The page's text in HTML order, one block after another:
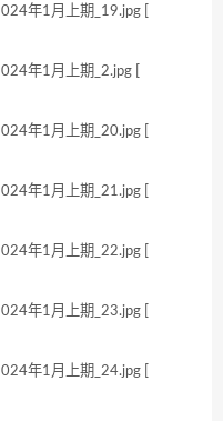
年1月上期_19.jpg [
年1月上期_2.jpg [
年1月上期_20.jpg [
年1月上期_21.jpg [
年1月上期_22.jpg [
年1月上期_23.jpg [
年1月上期_24.jpg [